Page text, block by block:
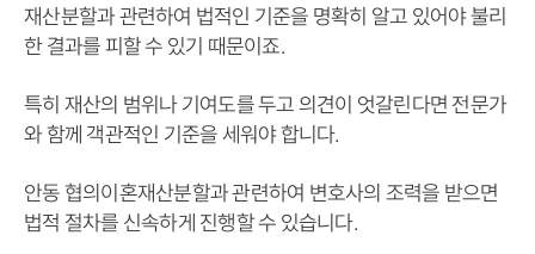
재산분할과 관련하여 법적인 기준을 명확히 알고 있어야 불리
한 결과를 피할 수 있기 때문이죠.
특히 재산의 범위나 기여도를 두고 의견이 엇갈린다면 전문가
와 함께 객관적인 기준을 세워야 합니다.
안동 협의이혼재산분할과 관련하여 변호사의 조력을 받으면
법적 절차를 신속하게 진행할 수 있습니다.